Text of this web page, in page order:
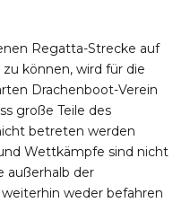
Regatta-Strecke auf
können, wird für die
Drachenboot-Verein
große Teile des
betreten werden
Wettkämpfe sind nicht
außerhalb der
weder befahren